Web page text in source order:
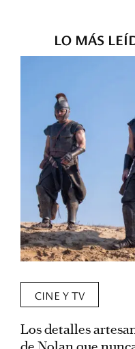
LO MÁS
CINE Y TV
Los detalles